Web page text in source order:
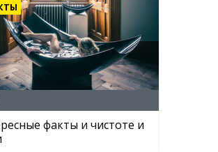
факты и чистоте и